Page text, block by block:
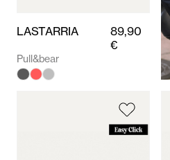
LASTARRIA
89,90
€
Pull&bear